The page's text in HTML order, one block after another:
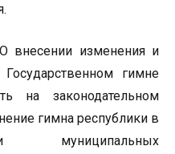
внесении изменения и
гимне
на законодательном
гимна республики в
муниципальных